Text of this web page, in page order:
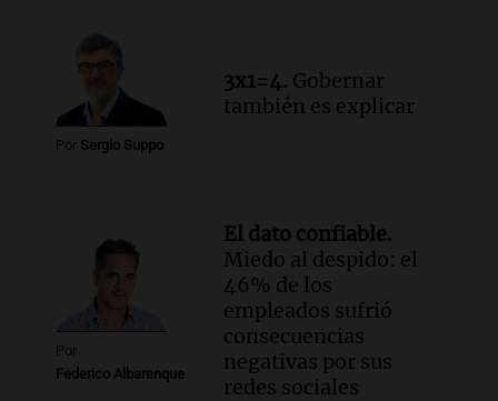
Radioinforme 3
Episodios
Por Sergio Suppo
3x1=4. Gobernar
también es explicar
Por
Federico Albarenque
El dato confiable.
Miedo al despido: el
46% de los
empleados sufrió
consecuencias
negativas por sus
redes sociales